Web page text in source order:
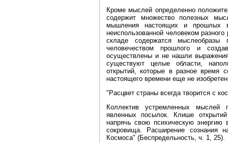
Кроме мыслей определенно
содержит множество полезных
мышления настоящих и прошлых
неиспользованной человеком
складе содержатся
человечеством прошлого и
осуществлены и не нашли
существуют целые области,
открытий, которые в разное время
настоящего времени еще не
"Расцвет страны всегда творится с
Коллектив устремленных мыслей
явленных посылок. Клише
напрячь свою психическую энергию
сокровища. Расширение сознания
Космоса" (Беспредельность, ч. 1, 25).